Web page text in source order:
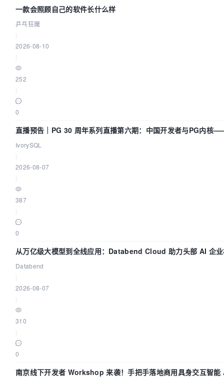
一款会照顾自己的软件长什么样
乒乓狂魔
2026-08-10
252
0
直播预告｜PG 30 周年系列直播第六期：中国开发者与PG内核
IvorySQL
2026-08-07
387
0
从万亿级大模型到全线应用：Databend Cloud 助力头部 AI 企
Databend
2026-08-07
310
0
南京线下开发者 Workshop 来袭！手把手落地商用具身交互智